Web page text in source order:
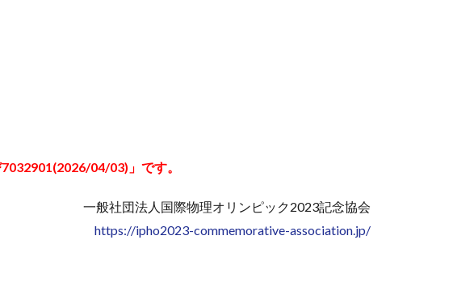
04/03)」です。
一般社団法人国際物理オリンピック2023記念協会
https://ipho2023-commemorative-association.jp/